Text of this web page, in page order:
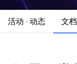
活动 · 动态 文档